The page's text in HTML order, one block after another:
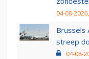
04-08-
Brussels
streep
04-08-